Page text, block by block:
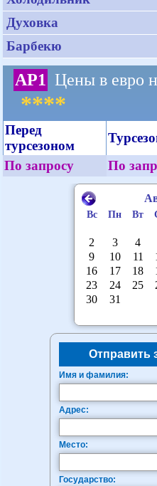
Духовка
Барбекю
AP1 Цены в евро
****
Перед
турсезоном
По запросу
По
Отправить
Имя и фамилия:
Адрес:
Место:
Государство: